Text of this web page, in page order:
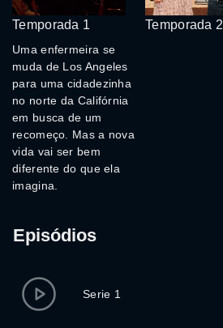
Temporada 1
Uma enfermeira se
muda de Los Angeles
para uma cidadezinha
no norte da Califórnia
em busca de um
recomeço. Mas a nova
vida vai ser bem
diferente do que ela
imagina.
Temporada 2
Episódios
Serie 1